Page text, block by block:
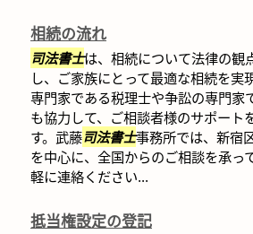
相続の流れ
司法書士は、相続について法律の観
し、ご家族にとって最適な相続を実
専門家である税理士や争訟の専門家
も協力して、ご相談者様のサポート
す。武藤司法書士事務所では、新宿
を中心に、全国からのご相談を承っ
軽に連絡ください...
抵当権設定の登記